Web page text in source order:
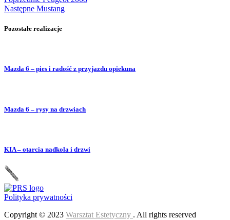
Następne Mustang
Pozostałe realizacje
Mazda 6 – pies i radość z przyjazdu opiekuna
Mazda 6 – rysy na drzwiach
KIA – otarcia nadkola i drzwi
Polityka prywatności
Copyright © 2023 Warsztat Estetyczny . All rights reserved